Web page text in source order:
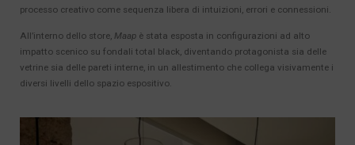
processo creativo come sequenza libera di intuizioni, errori e connessioni.
All’interno dello store, Maap è stata esposta in configurazioni ad alto
impatto scenico su fondali total black, diventando protagonista sia delle
vetrine sia delle pareti interne, in un allestimento che collega visivamente i
diversi livelli dello spazio espositivo.